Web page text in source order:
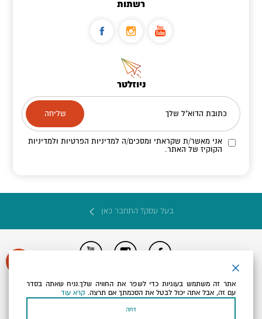
רשתות
ניוזלטר
כתובת הדוא"ל שלך
אני מאשר/ת שקראתי ומסכים/הלמדיניות הפרטיות ולמדיניות
הקוקיז של האתר.
בעל עסק? התחבר כאן
הצהרת נגישות תקנון, תנאי שימוש ומדיניות פרטיות
הגדרות פרטיות
Powered by
כל הזכויות שמורות לארץ ים המלח ©
אתר זה משתמש בעוגיות כדי לשפר את החוויה שלך.נניח שאתה בסדר
עם זה, אבל אתה יכול לבטל את הסכמתך אם תרצה. קרא עוד
דחה